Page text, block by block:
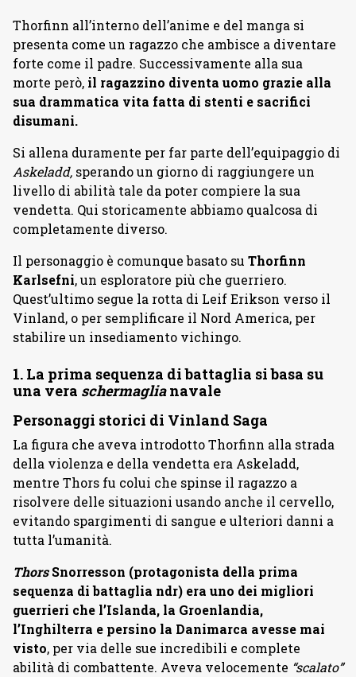
Thorfinn all’interno dell’anime e del manga si
presenta come un ragazzo che ambisce a diventare
forte come il padre. Successivamente alla sua
morte però, il ragazzino diventa uomo grazie alla
sua drammatica vita fatta di stenti e sacrifici
disumani.
Si allena duramente per far parte dell’equipaggio di
Askeladd, sperando un giorno di raggiungere un
livello di abilità tale da poter compiere la sua
vendetta. Qui storicamente abbiamo qualcosa di
completamente diverso.
Il personaggio è comunque basato su Thorfinn
Karlsefni, un esploratore più che guerriero.
Quest’ultimo segue la rotta di Leif Erikson verso il
Vinland, o per semplificare il Nord America, per
stabilire un insediamento vichingo.
1. La prima sequenza di battaglia si basa su
una vera schermaglianavale
Personaggi storici di Vinland Saga
La figura che aveva introdotto Thorfinn alla strada
della violenza e della vendetta era Askeladd,
mentre Thors fu colui che spinse il ragazzo a
risolvere delle situazioni usando anche il cervello,
evitando spargimenti di sangue e ulteriori danni a
tutta l’umanità.
ThorsSnorresson (protagonista della prima
sequenza di battaglia ndr) era uno dei migliori
guerrieri che l’Islanda, la Groenlandia,
l’Inghilterra e persino la Danimarca avesse mai
visto, per via delle sue incredibili e complete
abilità di combattente. Aveva velocemente “scalato”